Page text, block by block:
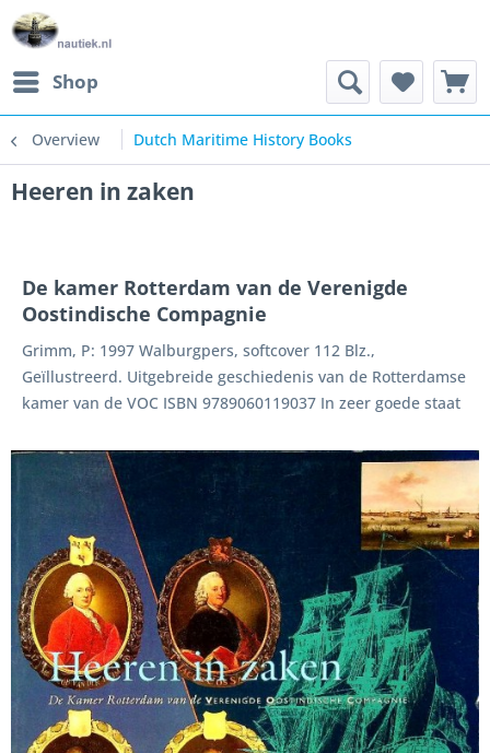
Shop
Overview Dutch Maritime History Books
Heeren in zaken
De kamer Rotterdam van de Verenigde
Oostindische Compagnie
Grimm, P: 1997 Walburgpers, softcover 112 Blz.,
Geïllustreerd. Uitgebreide geschiedenis van de Rotterdamse
kamer van de VOC ISBN 9789060119037 In zeer goede staat